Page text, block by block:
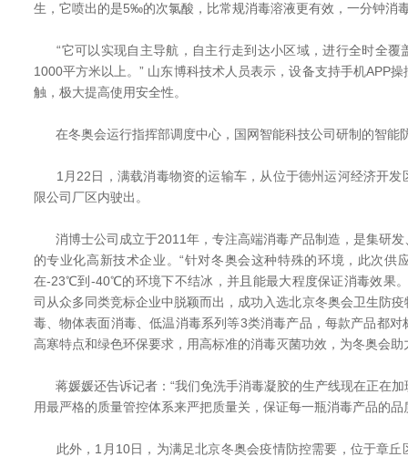
生，它喷出的是5‰的次氯酸，比常规消毒溶液更有效，一分钟消
“它可以实现自主导航，自主行走到达小区域，进行全时全覆
1000平方米以上。” 山东博科技术人员表示，设备支持手机APP
触，极大提高使用安全性。
在冬奥会运行指挥部调度中心，国网智能科技公司研制的智能
1月22日，满载消毒物资的运输车，从位于德州运河经济开发
限公司厂区内驶出。
消博士公司成立于2011年，专注高端消毒产品制造，是集研发
的专业化高新技术企业。“针对冬奥会这种特殊的环境，此次供
在-23℃到-40℃的环境下不结冰，并且能最大程度保证消毒效果
司从众多同类竞标企业中脱颖而出，成功入选北京冬奥会卫生防
毒、物体表面消毒、低温消毒系列等3类消毒产品，每款产品都
高寒特点和绿色环保要求，用高标准的消毒灭菌功效，为冬奥会助
蒋媛媛还告诉记者：“我们免洗手消毒凝胶的生产线现在正在加
用最严格的质量管控体系来严把质量关，保证每一瓶消毒产品的品
此外，1月10日，为满足北京冬奥会疫情防控需要，位于章丘